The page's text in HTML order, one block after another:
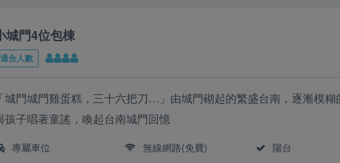
城門4位包棟
適合人數
「城門城門雞蛋糕，三十六把刀…」由城門砌起的繁盛台南，逐漸模糊
孩子唱著童謠，喚起台南城門回憶
專屬車位 無線網路(免費) 陽台